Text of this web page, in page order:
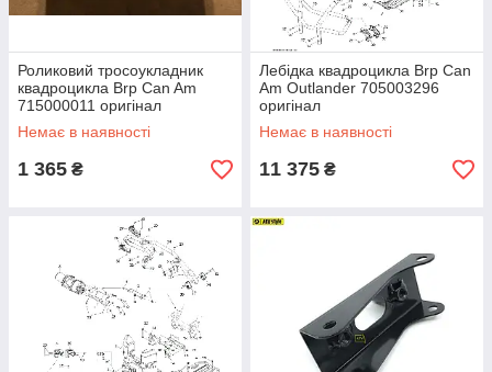
Роликовий тросоукладник
квадроцикла Brp Can Am
715000011 оригінал
Немає в наявності
1 365 ₴
Лебідка квадроцикла Brp Can
Am Outlander 705003296
оригінал
Немає в наявності
11 375 ₴